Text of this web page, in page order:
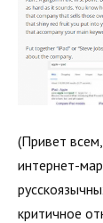
(Привет
интернет-
критичное